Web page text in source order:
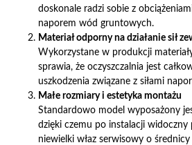
doskonale radzi sobie z
naporem wód gruntowych.
Materiał odporny na działanie sił
Wykorzystane w produkcji
sprawia, że oczyszczalnia jest
uszkodzenia związane z siłami
Małe rozmiary i estetyka montażu
Standardowo model wyposażony
dzięki czemu po instalacji widoczny
niewielki właz serwisowy o